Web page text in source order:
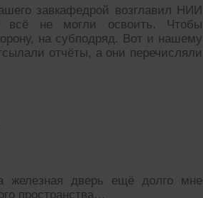
завкафедрой возглавил НИИ
всё не могли освоить. Чтобы
на субподряд. Вот и нашему
отчёты, а они перечисляли
железная дверь ещё долго мне
пространства…